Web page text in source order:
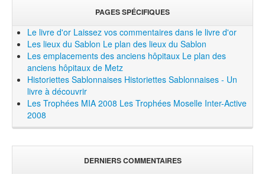
PAGES SPÉCIFIQUES
Le livre d'or Laissez vos commentaires dans le livre d'or
Les lieux du Sablon Le plan des lieux du Sablon
Les emplacements des anciens hôpitaux Le plan des
anciens hôpitaux de Metz
Historiettes Sablonnaises Historiettes Sablonnaises - Un
livre à découvrir
Les Trophées MIA 2008 Les Trophées Moselle Inter-Active
2008
DERNIERS COMMENTAIRES